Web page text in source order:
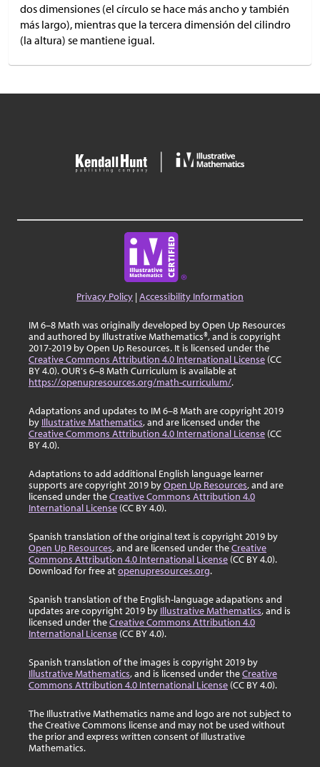
dos dimensiones (el círculo se hace más ancho y también
más largo), mientras que la tercera dimensión del cilindro
(la altura) se mantiene igual.
Privacy Policy |Accessibility Information
IM 6–8 Math was originally developed by Open Up Resources
and authored by Illustrative Mathematics®, and is copyright
2017-2019 by Open Up Resources. It is licensed under the
Creative Commons Attribution 4.0 International License (CC
BY 4.0). OUR's 6–8 Math Curriculum is available at
https://openupresources.org/math-curriculum/.
Adaptations and updates to IM 6–8 Math are copyright 2019
by Illustrative Mathematics, and are licensed under the
Creative Commons Attribution 4.0 International License (CC
BY 4.0).
Adaptations to add additional English language learner
supports are copyright 2019 byOpen Up Resources, and are
licensed under theCreative Commons Attribution 4.0
International License (CC BY 4.0).
Spanish translation of the original text is copyright 2019 by
Open Up Resources, and are licensed under theCreative
Commons Attribution 4.0 International License (CC BY 4.0).
Download for free atopenupresources.org.
Spanish translation of the English-language adapations and
updates are copyright 2019 by Illustrative Mathematics, and is
licensed under theCreative Commons Attribution 4.0
International License (CC BY 4.0).
Spanish translation of the images is copyright 2019 by
Illustrative Mathematics, and is licensed under theCreative
Commons Attribution 4.0 International License (CC BY 4.0).
The Illustrative Mathematics name and logo are not subject to
the Creative Commons license and may not be used without
the prior and express written consent of Illustrative
Mathematics.